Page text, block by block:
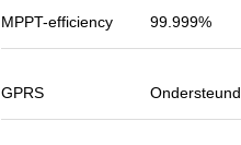
MPPT-efficiency 99.999%
GPRS Ondersteund